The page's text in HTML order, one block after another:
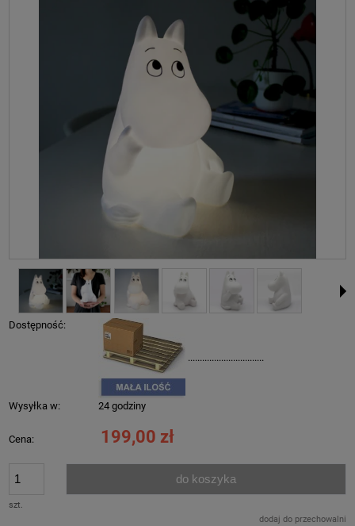
Dostępność:
................................
Wysyłka w: 24 godziny
Cena: 199,00 zł
szt.
do koszyka
dodaj do przechowalni